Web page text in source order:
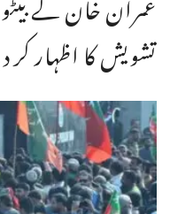
تشویش کا اظہار کر